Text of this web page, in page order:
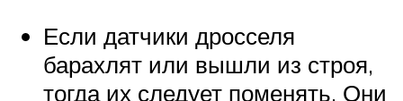
Если датчики дросселя
барахлят или вышли из строя,
тогда их следует поменять. Они